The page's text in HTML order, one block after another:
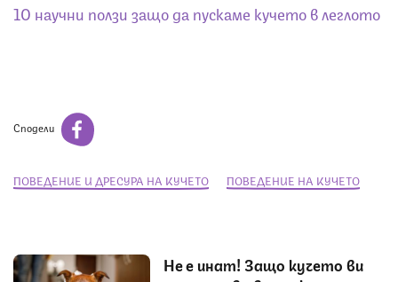
10 научни ползи защо да пускаме кучето в леглото
Сподели
ПОВЕДЕНИЕ И ДРЕСУРА НА КУЧЕТО ПОВЕДЕНИЕ НА КУЧЕТО
Не е инат! Защо кучето ви